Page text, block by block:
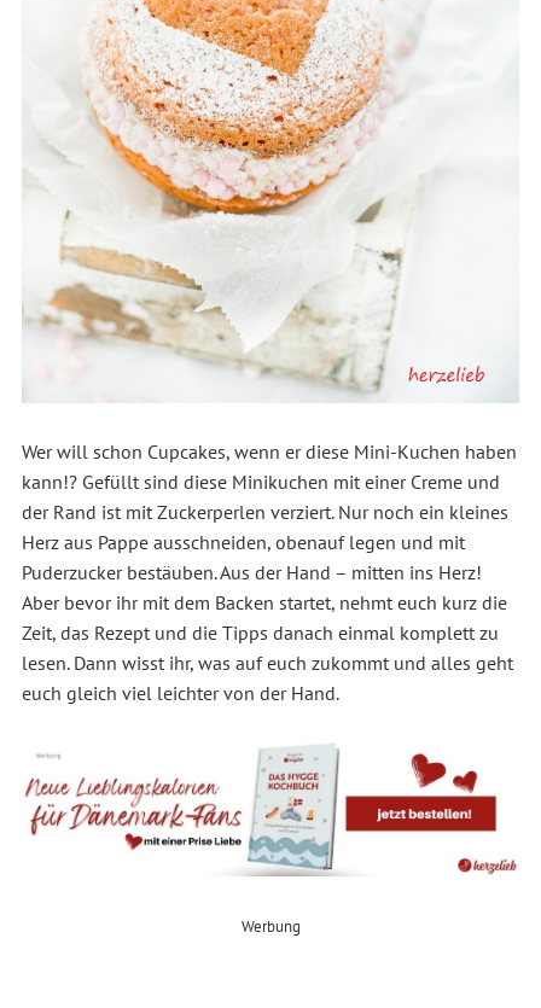
Wer will schon Cupcakes, wenn er diese Mini-Kuchen haben
kann!? Gefüllt sind diese Minikuchen mit einer Creme und
der Rand ist mit Zuckerperlen verziert. Nur noch ein kleines
Herz aus Pappe ausschneiden, obenauf legen und mit
Puderzucker bestäuben. Aus der Hand – mitten ins Herz!
Aber bevor ihr mit dem Backen startet, nehmt euch kurz die
Zeit, das Rezept und die Tipps danach einmal komplett zu
lesen. Dann wisst ihr, was auf euch zukommt und alles geht
euch gleich viel leichter von der Hand.
Werbung